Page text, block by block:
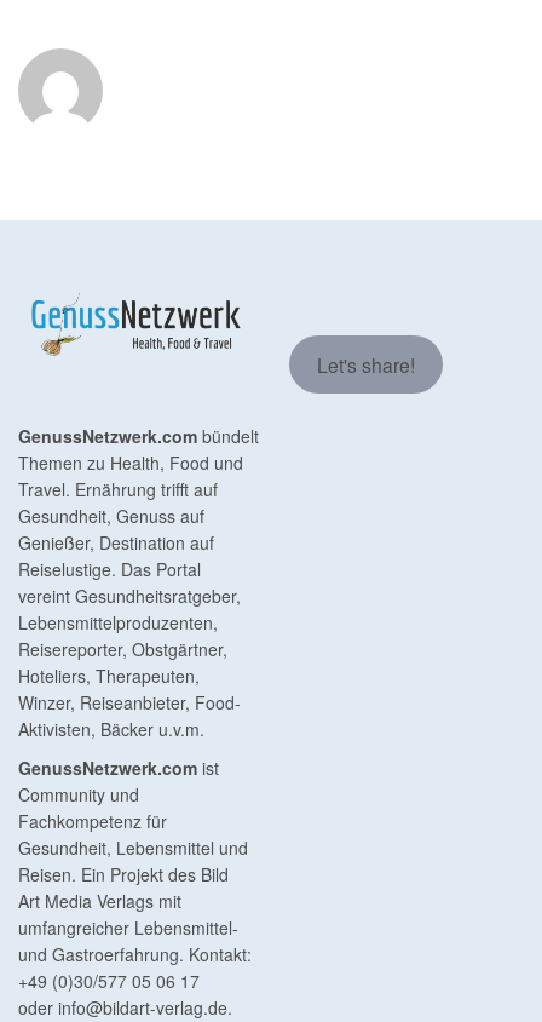
GenussNetzwerk.com bündelt
Themen zu Health, Food und
Travel. Ernährung trifft auf
Gesundheit, Genuss auf
Genießer, Destination auf
Reiselustige. Das Portal
vereint Gesundheitsratgeber,
Lebensmittelproduzenten,
Reisereporter, Obstgärtner,
Hoteliers, Therapeuten,
Winzer, Reiseanbieter, Food-
Aktivisten, Bäcker u.v.m.
GenussNetzwerk.com ist
Community und
Fachkompetenz für
Gesundheit, Lebensmittel und
Reisen. Ein Projekt des Bild
Art Media Verlags mit
umfangreicher Lebensmittel-
und Gastroerfahrung. Kontakt:
+49 (0)30/577 05 06 17
oder info@bildart-verlag.de.
Let's share!